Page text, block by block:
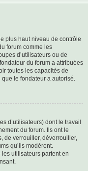
plus haut niveau de contrôle
forum comme les
d’utilisateurs ou de
du forum a attribuées
toutes les capacités de
que le fondateur a autorisé.
d’utilisateurs) dont le travail
du forum. Ils ont le
de verrouiller, déverrouiller,
qu’ils modèrent.
utilisateurs partent en